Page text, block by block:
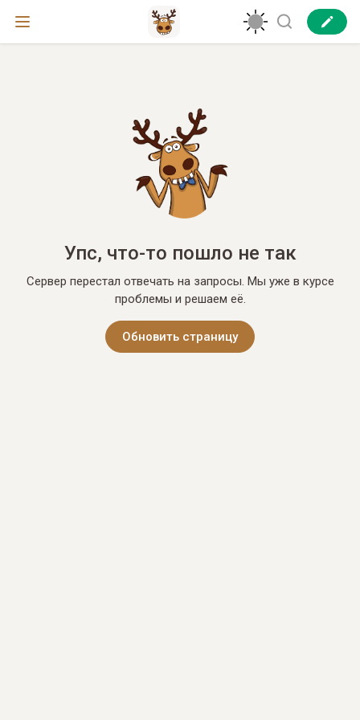
Упс, что-то пошло не так
Сервер перестал отвечать на запросы. Мы уже в курсе
проблемы и решаем её.
Обновить страницу